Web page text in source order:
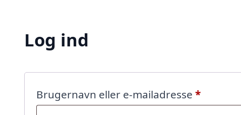
Log ind
Brugernavn eller e-mailadresse *Påkrævet